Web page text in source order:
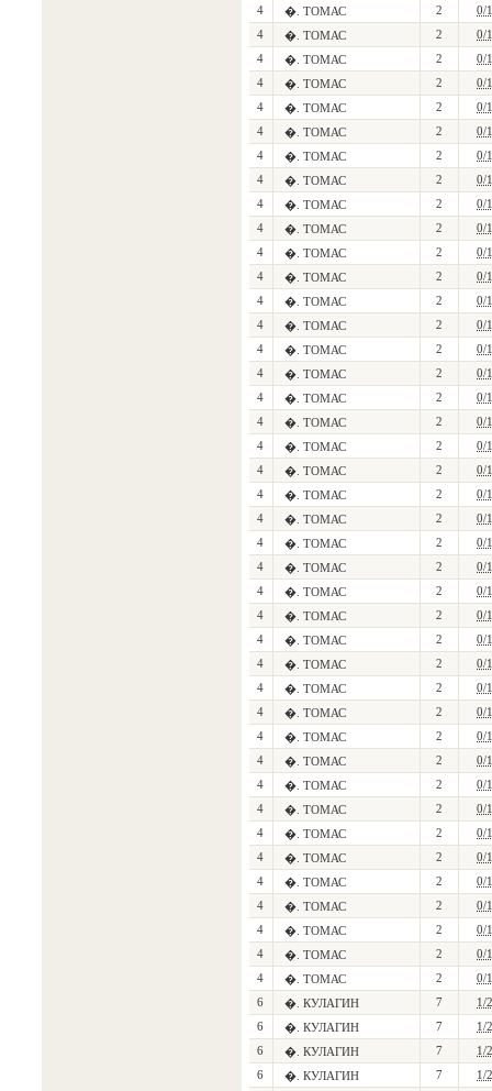
4
�. ТОМАС 2
0/1
4
�. ТОМАС 2
0/1
4
�. ТОМАС 2
0/1
4
�. ТОМАС 2
0/1
4
�. ТОМАС 2
0/1
4
�. ТОМАС 2
0/1
4
�. ТОМАС 2
0/1
4
�. ТОМАС 2
0/1
4
�. ТОМАС 2
0/1
4
�. ТОМАС 2
0/1
4
�. ТОМАС 2
0/1
4
�. ТОМАС 2
0/1
4
�. ТОМАС 2
0/1
4
�. ТОМАС 2
0/1
4
�. ТОМАС 2
0/1
4
�. ТОМАС 2
0/1
4
�. ТОМАС 2
0/1
4
�. ТОМАС 2
0/1
4
�. ТОМАС 2
0/1
4
�. ТОМАС 2
0/1
4
�. ТОМАС 2
0/1
4
�. ТОМАС 2
0/1
4
�. ТОМАС 2
0/1
4
�. ТОМАС 2
0/1
4
�. ТОМАС 2
0/1
4
�. ТОМАС 2
0/1
4
�. ТОМАС 2
0/1
4
�. ТОМАС 2
0/1
4
�. ТОМАС 2
0/1
4
�. ТОМАС 2
0/1
4
�. ТОМАС 2
0/1
4
�. ТОМАС 2
0/1
4
�. ТОМАС 2
0/1
4
�. ТОМАС 2
0/1
4
�. ТОМАС 2
0/1
4
�. ТОМАС 2
0/1
4
�. ТОМАС 2
0/1
4
�. ТОМАС 2
0/1
4
�. ТОМАС 2
0/1
4
�. ТОМАС 2
0/1
4
�. ТОМАС 2
0/1
6
�. КУЛАГИН 7
1/2
6
�. КУЛАГИН 7
1/2
6
�. КУЛАГИН 7
1/2
6
�. КУЛАГИН 7
1/2